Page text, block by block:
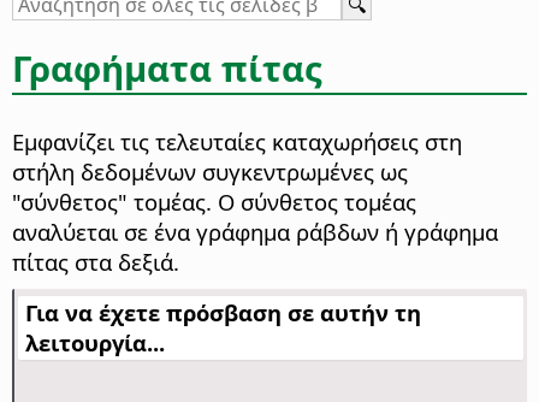
Γραφήματα πίτας
Εμφανίζει τις τελευταίες καταχωρήσεις στη
στήλη δεδομένων συγκεντρωμένες ως
"σύνθετος" τομέας. Ο σύνθετος τομέας
αναλύεται σε ένα γράφημα ράβδων ή γράφημα
πίτας στα δεξιά.
Για να έχετε πρόσβαση σε αυτήν τη
λειτουργία...